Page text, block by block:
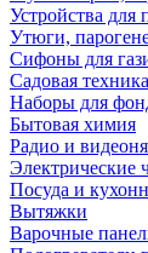
Устройства для
Утюги,
Сифоны для
Садовая техника
Наборы для
Бытовая химия
Радио и
Электрические
Посуда и
Вытяжки
Варочные